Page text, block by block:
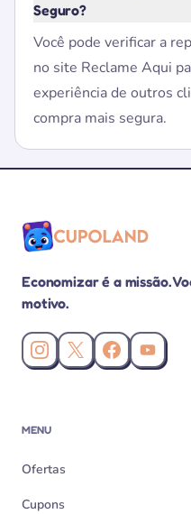
Seguro?
Você pode verificar a
no site Reclame Aqui
experiência de outros
compra mais segura.
Economizar é a missão.
motivo.
Instagram da Cupoland
X (Twitter) da
Facebook da
Canal
MENU
Ofertas
Cupons